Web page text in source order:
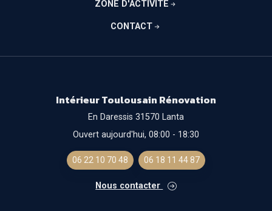
ZONE D'ACTIVITÉ
CONTACT
Intérieur Toulousain Rénovation
En Daressis 31570 Lanta
Ouvert aujourd'hui, 08:00 - 18:30
06 22 10 70 48 06 18 11 44 87
Nous contacter